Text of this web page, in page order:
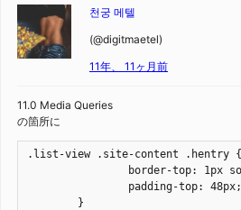
천궁 메텔
(@digitmaetel)
11年、 11ヶ月前
11.0 Media Queries
の箇所に
.list-view .site-content .hentry {
	}